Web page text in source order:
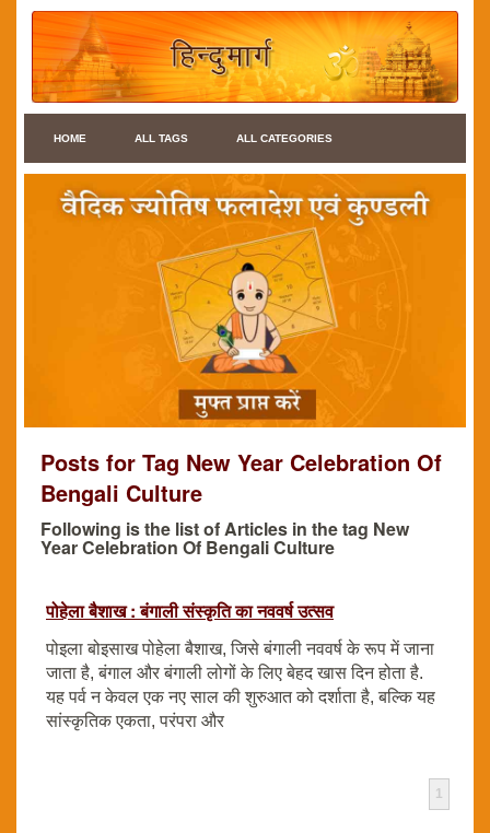
HOME ALL TAGS ALL CATEGORIES
Posts for Tag New Year Celebration Of
Bengali Culture
Following is the list of Articles in the tag New
Year Celebration Of Bengali Culture
पोहेला बैशाख : बंगाली संस्कृति का नववर्ष उत्सव
पोइला बोइसाख पोहेला बैशाख, जिसे बंगाली नववर्ष के रूप में जाना
जाता है, बंगाल और बंगाली लोगों के लिए बेहद खास दिन होता है.
यह पर्व न केवल एक नए साल की शुरुआत को दर्शाता है, बल्कि यह
सांस्कृतिक एकता, परंपरा और
1